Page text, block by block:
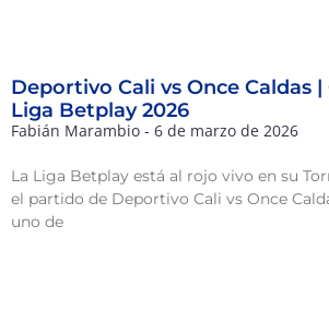
Deportivo Cali vs Once Caldas
Liga Betplay 2026
Fabián Marambio 6 de marzo de 2026
La Liga Betplay está al rojo vivo en su
el partido de Deportivo Cali vs Once
uno de